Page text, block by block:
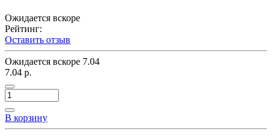
Ожидается вскоре
Рейтинг:
Оставить отзыв
Ожидается вскоре 7.04
7.04 р.
В корзину